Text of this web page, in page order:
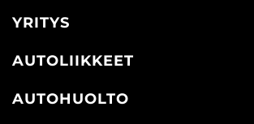
YRITYS
AUTOLIIKKEET
AUTOHUOLTO